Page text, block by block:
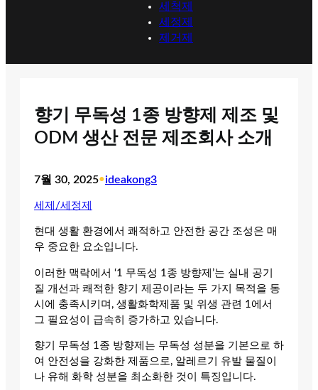
세척제
세정제
제거제
향기 무독성 1종 방향제 제조 및
ODM 생산 전문 제조회사 소개
7월 30, 2025•ideakong3
세제/세정제
현대 생활 환경에서 쾌적하고 안전한 공간 조성은 매
우 중요한 요소입니다.
이러한 맥락에서 ‘1 무독성 1종 방향제’는 실내 공기
질 개선과 쾌적한 향기 제공이라는 두 가지 목적을 동
시에 충족시키며, 생활화학제품 및 위생 관련 1에서
그 필요성이 급속히 증가하고 있습니다.
향기 무독성 1종 방향제는 무독성 성분을 기본으로 하
여 안전성을 강화한 제품으로, 알레르기 유발 물질이
나 유해 화학 성분을 최소화한 것이 특징입니다.